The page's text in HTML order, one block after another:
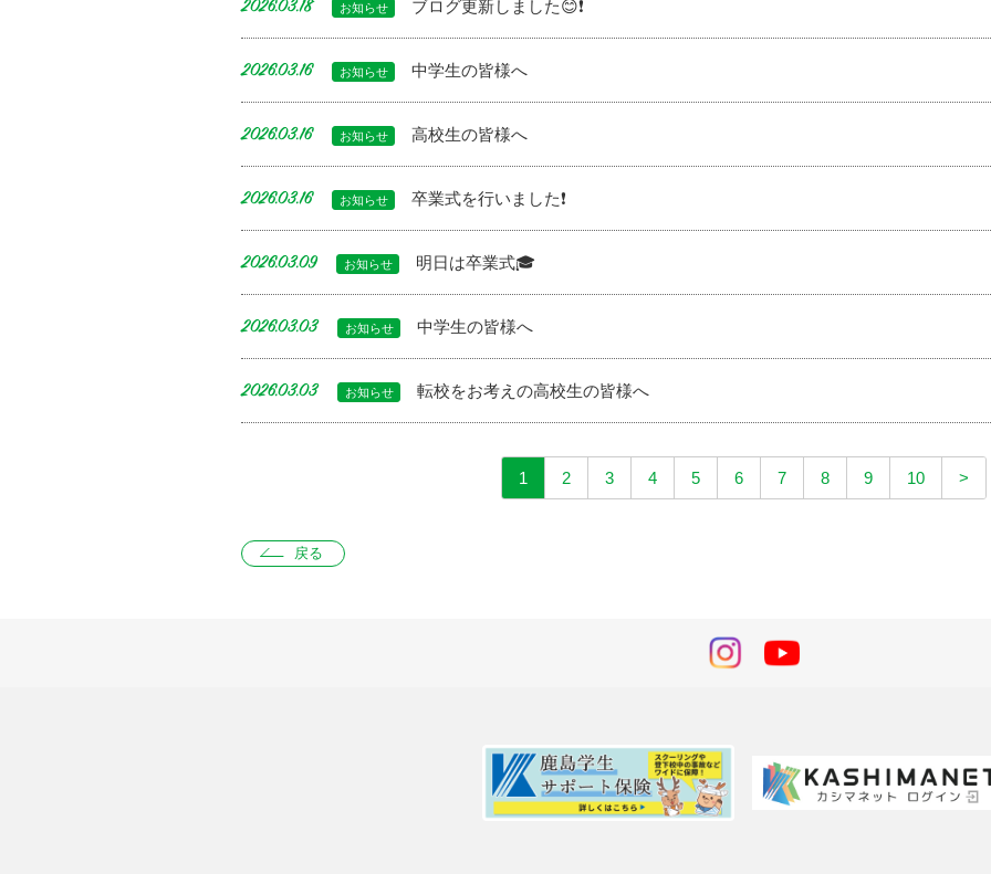
2026.03.18 お知らせ ブログ更新しました😊❗️
2026.03.16 お知らせ 中学生の皆様へ
2026.03.16 お知らせ 高校生の皆様へ
2026.03.16 お知らせ 卒業式を行いました❗️
2026.03.09 お知らせ 明日は卒業式🎓
2026.03.03 お知らせ 中学生の皆様へ
2026.03.03 お知らせ 転校をお考えの高校生の皆様へ
1 2 3 4 5 6 7 8 9 10 >
戻る